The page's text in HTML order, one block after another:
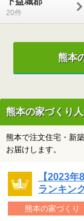
20
熊本
熊本の家づくり
熊本で注文住宅・新
お届けします。
【2023
ランキン
チェック
熊本の家づくり